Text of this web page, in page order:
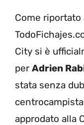
Come
City si è
per Adrien
stata senza
approdato alla